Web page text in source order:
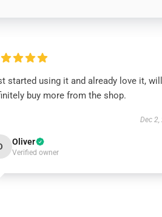
started using it and already love it, will
buy more from the shop.
Dec 2,
Oliver
Verified owner